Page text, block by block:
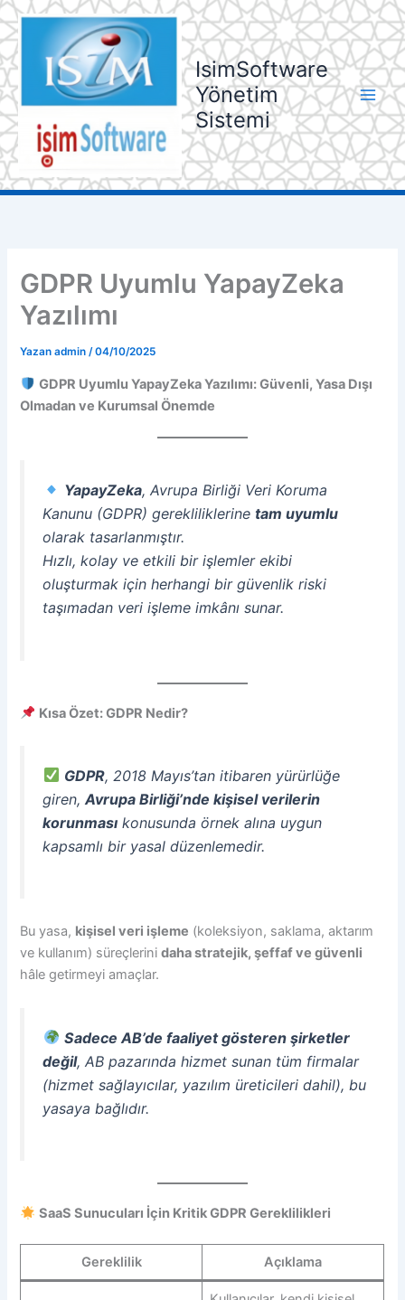
İçeriğe
atla
IsimSoftware
Yönetim
Sistemi
GDPR Uyumlu YapayZeka
Yazılımı
Yazan admin/04/10/2025
GDPR Uyumlu YapayZeka Yazılımı: Güvenli, Yasa Dışı
Olmadan ve Kurumsal Önemde
YapayZeka, Avrupa Birliği Veri Koruma
Kanunu (GDPR) gerekliliklerinetam uyumlu
olarak tasarlanmıştır.
Hızlı, kolay ve etkili bir işlemler ekibi
oluşturmak için herhangi bir güvenlik riski
taşımadan veri işleme imkânı sunar.
Kısa Özet: GDPR Nedir?
GDPR, 2018 Mayıs’tan itibaren yürürlüğe
giren,Avrupa Birliği’nde kişisel verilerin
korunması konusunda örnek alına uygun
kapsamlı bir yasal düzenlemedir.
Bu yasa, kişisel veri işleme (koleksiyon, saklama, aktarım
ve kullanım) süreçlerinidaha stratejik, şeffaf ve güvenli
hâle getirmeyi amaçlar.
Sadece AB’de faaliyet gösteren şirketler
değil, AB pazarında hizmet sunan tüm firmalar
(hizmet sağlayıcılar, yazılım üreticileri dahil), bu
yasaya bağlıdır.
SaaS Sunucuları İçin Kritik GDPR Gereklilikleri
Gereklilik Açıklama